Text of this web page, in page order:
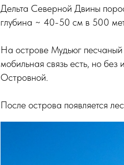
Дельта Северной Двины
глубина ~ 40-50 см в 500
На острове Мудьюг песчаный
мобильная связь есть, но
Островной.
После острова появляется